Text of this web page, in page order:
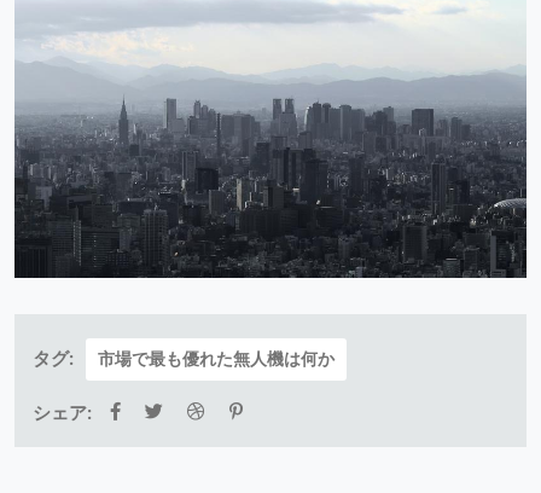
タグ: 市場で最も優れた無人機は何か
シェア: